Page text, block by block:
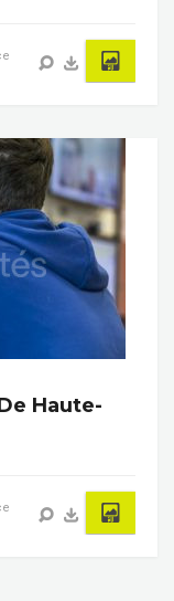
Haute-